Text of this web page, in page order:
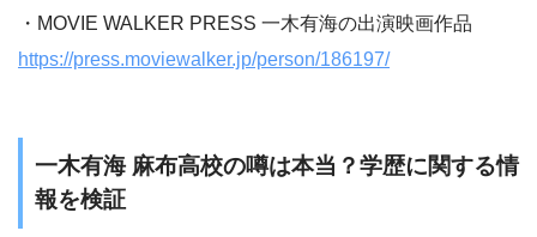
・MOVIE WALKER PRESS 一木有海の出演映画作品
https://press.moviewalker.jp/person/186197/
一木有海 麻布高校の噂は本当？学歴に関する情
報を検証